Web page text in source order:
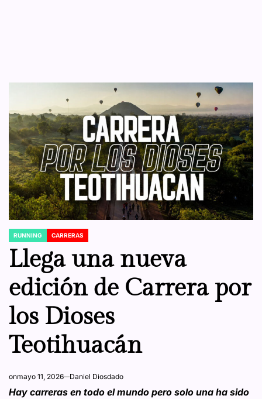
POSTED
IN
RUNNING CARRERAS
Llega una nueva
edición de Carrera por
los Dioses
Teotihuacán
onmayo 11, 2026 Daniel Diosdado
Hay carreras en todo el mundo pero solo una ha sido